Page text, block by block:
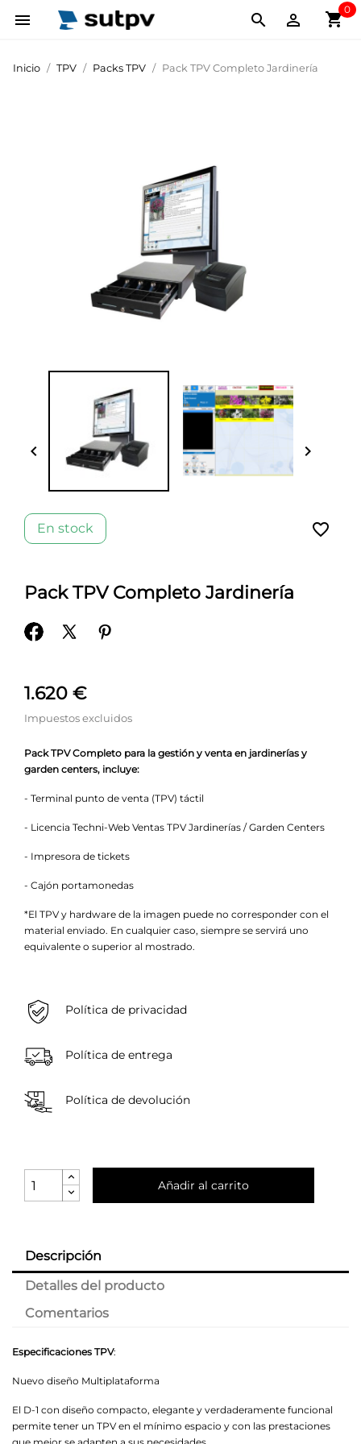
 shopping_cart
0


Inicio TPV Packs TPV Pack TPV Completo Jardinería
 
En stock favorite_border
Pack TPV Completo Jardinería
1.620 €
Impuestos excluidos
Pack TPV Completo para la gestión y venta en jardinerías y
garden centers, incluye:
- Terminal punto de venta (TPV) táctil
- Licencia Techni-Web Ventas TPV Jardinerías / Garden Centers
- Impresora de tickets
- Cajón portamonedas
*El TPV y hardware de la imagen puede no corresponder con el
material enviado. En cualquier caso, siempre se servirá uno
equivalente o superior al mostrado.
Política de privacidad
Política de entrega
Política de devolución
Añadir al carrito
Descripción
Detalles del producto
Comentarios
Especificaciones TPV:
Nuevo diseño Multiplataforma
El D-1 con diseño compacto, elegante y verdaderamente funcional
permite tener un TPV en el mínimo espacio y con las prestaciones